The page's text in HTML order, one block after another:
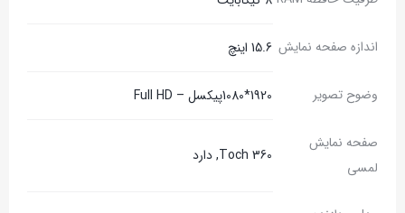
اندازه صفحه نمایش 15.6 اینچ
وضوح تصویر 1920*1080پیکسل – Full HD
صفحه نمایش
لمسی
Toch 360, دارد